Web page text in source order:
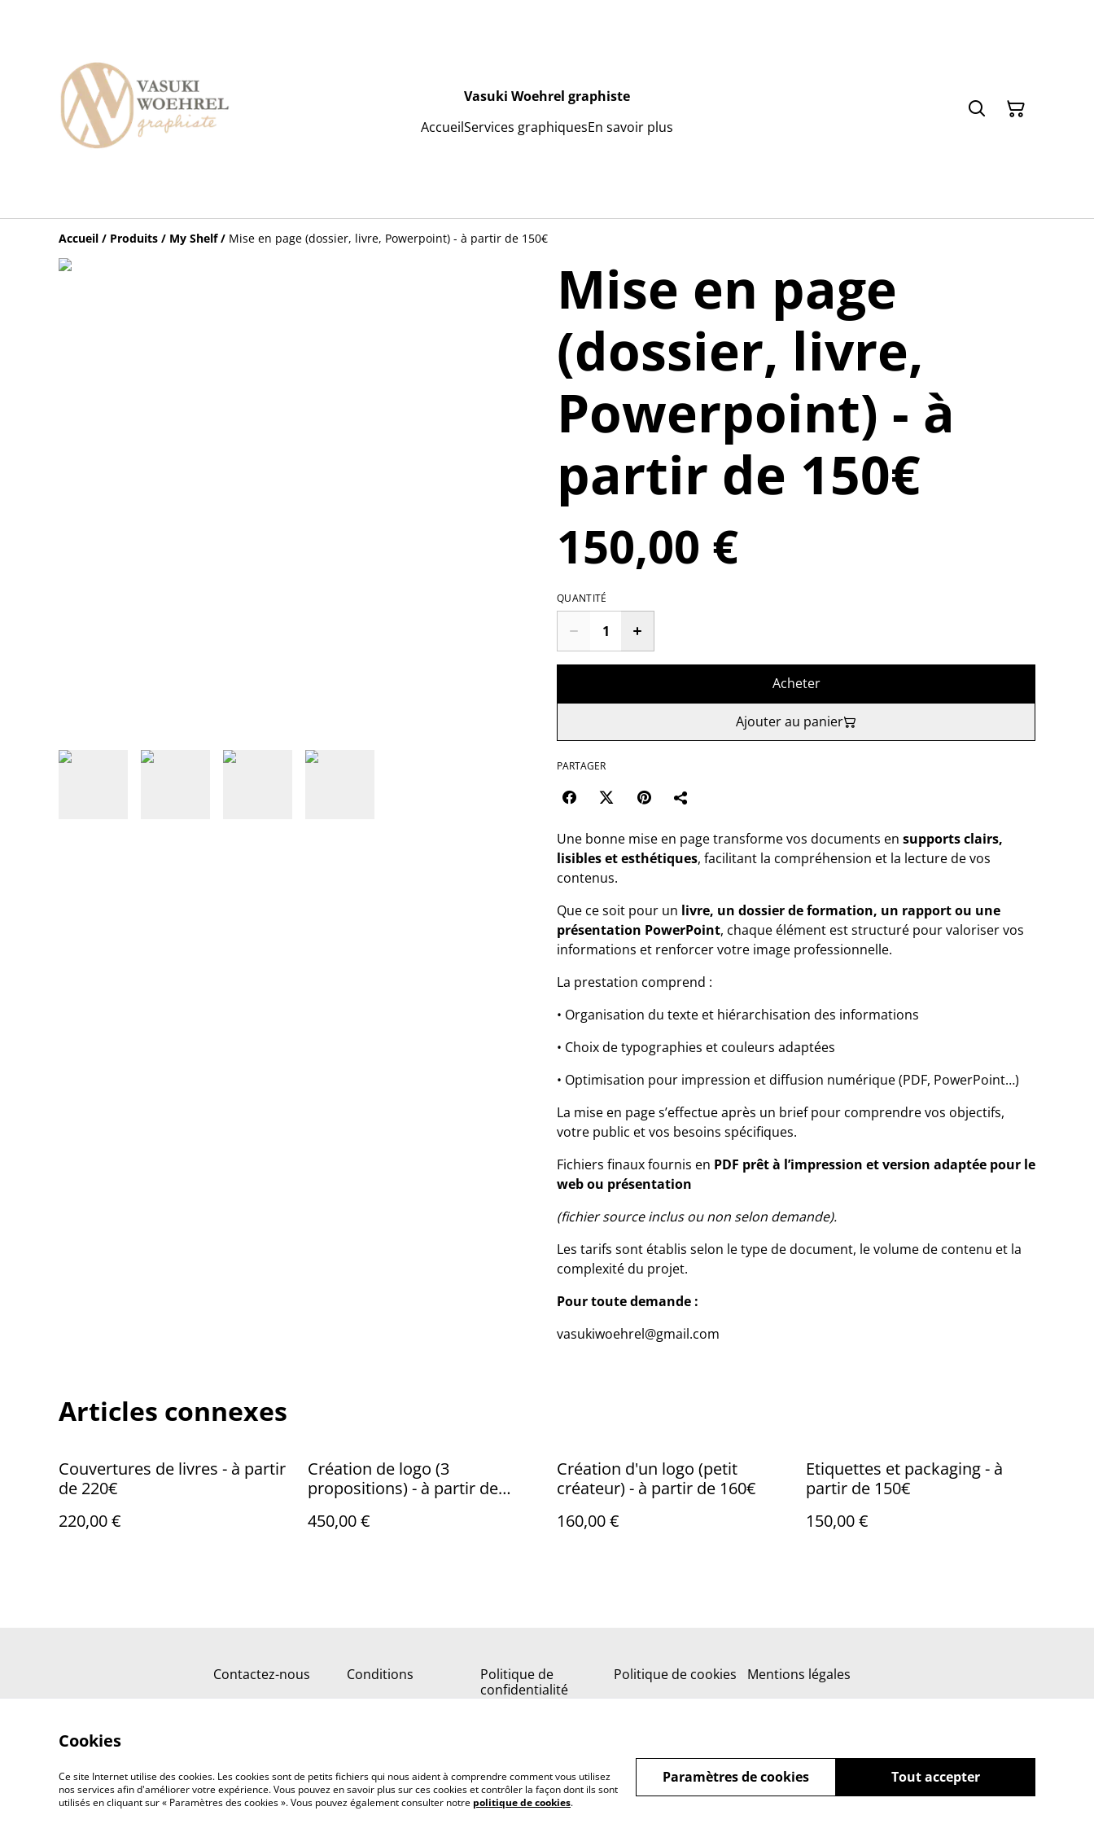
Vasuki Woehrel graphiste
AccueilServices graphiquesEn savoir plus
Accueil / Produits / My Shelf / Mise en page (dossier, livre, Powerpoint) - à partir de 150€
Mise en page
(dossier, livre,
Powerpoint) - à
partir de 150€
150,00 €
QUANTITÉ
Acheter
Ajouter au panier
PARTAGER
Une bonne mise en page transforme vos documents en supports clairs,
lisibles et esthétiques, facilitant la compréhension et la lecture de vos
contenus.
Que ce soit pour un livre, un dossier de formation, un rapport ou une
présentation PowerPoint, chaque élément est structuré pour valoriser vos
informations et renforcer votre image professionnelle.
La prestation comprend :
• Organisation du texte et hiérarchisation des informations
• Choix de typographies et couleurs adaptées
• Optimisation pour impression et diffusion numérique (PDF, PowerPoint…)
La mise en page s’effectue après un brief pour comprendre vos objectifs,
votre public et vos besoins spécifiques.
Fichiers finaux fournis en PDF prêt à l’impression et version adaptée pour le
web ou présentation
(fichier source inclus ou non selon demande).
Les tarifs sont établis selon le type de document, le volume de contenu et la
complexité du projet.
Pour toute demande :
vasukiwoehrel@gmail.com
Articles connexes
Couvertures de livres - à partir
de 220€
220,00 €
Création de logo (3
propositions) - à partir de
450,00 €
Création d'un logo (petit
créateur) - à partir de 160€
160,00 €
Etiquettes et packaging - à
partir de 150€
150,00 €
Contactez-nous Conditions
Politique de
confidentialité
Politique de cookies Mentions légales
©2026 Vasuki Woehrel graphiste
Cookies
Ce site Internet utilise des cookies. Les cookies sont de petits fichiers qui nous aident à comprendre comment vous utilisez
nos services afin d'améliorer votre expérience. Vous pouvez en savoir plus sur ces cookies et contrôler la façon dont ils sont
utilisés en cliquant sur « Paramètres des cookies ». Vous pouvez également consulter notre politique de cookies.
Tout accepter
Paramètres de cookies